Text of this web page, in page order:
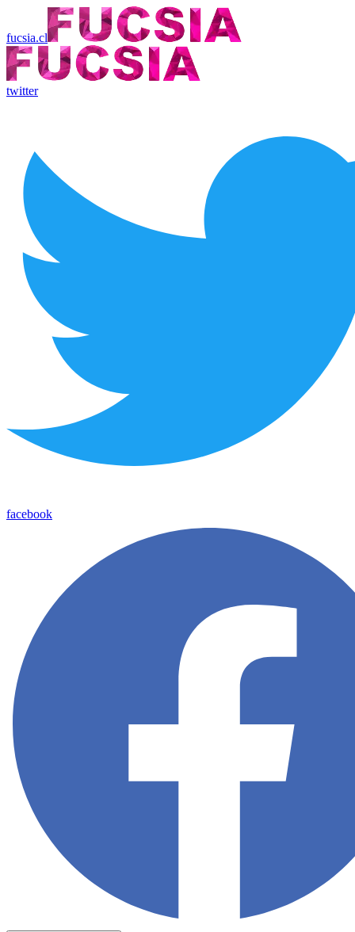
fucsia.cl
twitter
facebook